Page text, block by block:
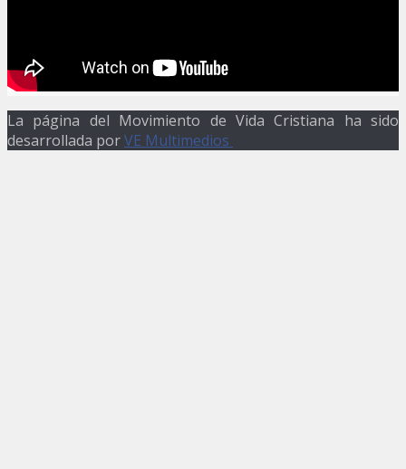
La página del Movimiento de Vida Cristiana ha sido
desarrollada porVE Multimedios